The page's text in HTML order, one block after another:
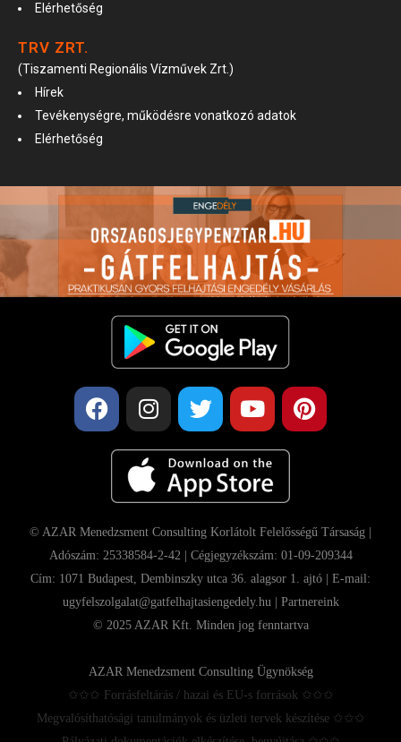
Elérhetőség
TRV ZRT.
(Tiszamenti Regionális Vízművek Zrt.)
Hírek
Tevékenységre, működésre vonatkozó adatok
Elérhetőség
© AZAR Menedzsment Consulting Korlátolt Felelősségű Társaság |
Adószám: 25338584-2-42 | Cégjegyzékszám: 01-09-209344
Cím: 1071 Budapest, Dembinszky utca 36. alagsor 1. ajtó | E-mail:
ugyfelszolgalat@gatfelhajtasiengedely.hu | Partnereink
© 2025 AZAR Kft. Minden jog fenntartva
AZAR Menedzsment Consulting Ügynökség
✩✩✩ Forrásfeltárás / hazai és EU-s források ✩✩✩
Megvalósíthatósági tanulmányok és üzleti tervek készítése ✩✩✩